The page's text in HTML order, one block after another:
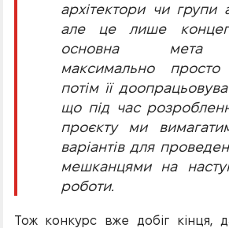
архітектори чи групи
але це лише
основна мета
максимально
потім її
що під час
проєкту ми
варіантів для
мешканцями на
роботи.
Тож конкурс вже добіг кінця,